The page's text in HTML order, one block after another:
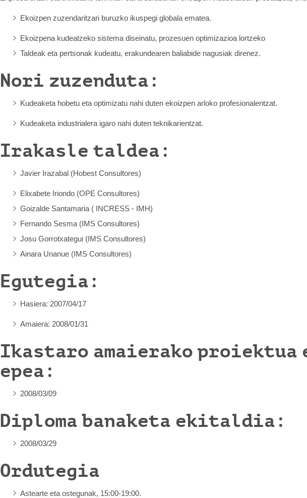
Ekoizpen zuzendaritzari buruzko ikuspegi globala ematea.
Ekoizpena kudeatzeko sistema diseinatu, prozesuen optimizazioa lortzeko
Taldeak eta pertsonak kudeatu, erakundearen baliabide nagusiak direnez.
Nori zuzenduta:
Kudeaketa hobetu eta optimizatu nahi duten ekoizpen arloko profesionalentzat.
Kudeaketa industrialera igaro nahi duten teknikarientzat.
Irakasle taldea:
Javier Irazabal (Hobest Consultores)
Elixabete Iriondo (OPE Consultores)
Goizalde Santamaria ( INCRESS - IMH)
Fernando Sesma (IMS Consultores)
Josu Gorrotxategui (IMS Consultores)
Ainara Unanue (IMS Consultores)
Egutegia:
Hasiera: 2007/04/17
Amaiera: 2008/01/31
Ikastaro amaierako proiektua
epea:
2008/03/09
Diploma banaketa ekitaldia:
2008/03/29
Ordutegia
Astearte eta ostegunak, 15:00-19:00.